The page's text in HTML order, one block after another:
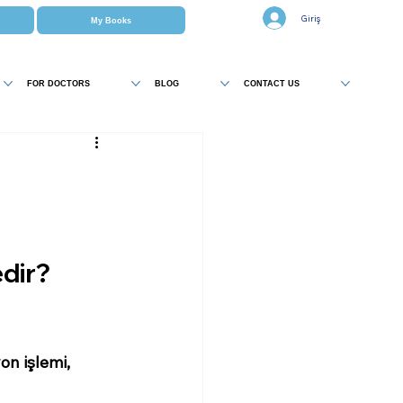
FOR DOCTORS BLOG CONTACT US
My Books Giriş
işlemi,